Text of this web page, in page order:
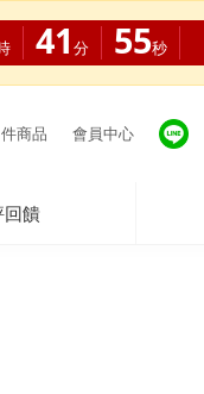
商品 會員中心
回饋
41 分 54秒